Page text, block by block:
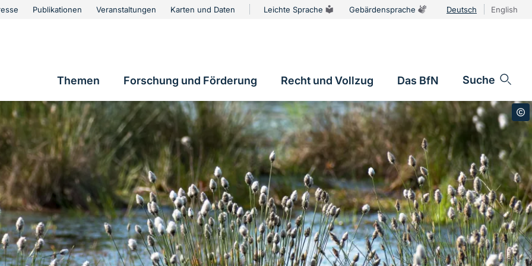
Publikationen Veranstaltungen Karten und Daten Leichte Sprache Gebärdensprache Deutsch English
Hauptnavigation
Themen Forschung und Förderung Recht und Vollzug Das BfN Suche